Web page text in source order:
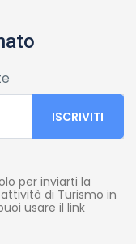
per inviarti la
di Turismo in
usare il link